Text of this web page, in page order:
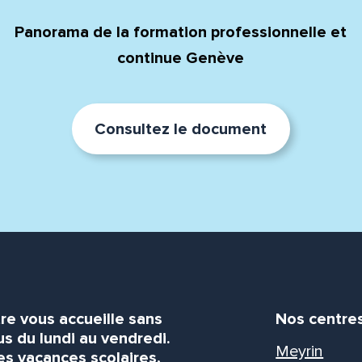
Panorama de la formation professionnelle et
continue Genève
Consultez le document
vous accueille sans
du lundi au vendredi.
vacances scolaires,
Nos
Meyrin